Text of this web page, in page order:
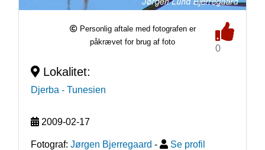
Personlig aftale med fotografen er
påkrævet for brug af foto
0
Lokalitet:
Djerba - Tunesien
2009-02-17
Fotograf: Jørgen Bjerregaard - Se profil